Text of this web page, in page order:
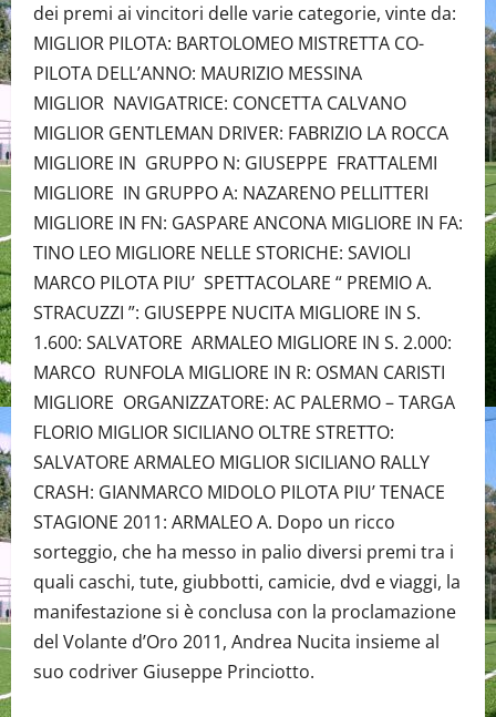
dei premi ai vincitori delle varie categorie, vinte da:
MIGLIOR PILOTA: BARTOLOMEO MISTRETTA CO-
PILOTA DELL’ANNO: MAURIZIO MESSINA
MIGLIOR NAVIGATRICE: CONCETTA CALVANO
MIGLIOR GENTLEMAN DRIVER: FABRIZIO LA ROCCA
MIGLIORE IN GRUPPO N: GIUSEPPE FRATTALEMI
MIGLIORE IN GRUPPO A: NAZARENO PELLITTERI
MIGLIORE IN FN: GASPARE ANCONA MIGLIORE IN FA:
TINO LEO MIGLIORE NELLE STORICHE: SAVIOLI
MARCO PILOTA PIU’ SPETTACOLARE “ PREMIO A.
STRACUZZI ”: GIUSEPPE NUCITA MIGLIORE IN S.
1.600: SALVATORE ARMALEO MIGLIORE IN S. 2.000:
MARCO RUNFOLA MIGLIORE IN R: OSMAN CARISTI
MIGLIORE ORGANIZZATORE: AC PALERMO – TARGA
FLORIO MIGLIOR SICILIANO OLTRE STRETTO:
SALVATORE ARMALEO MIGLIOR SICILIANO RALLY
CRASH: GIANMARCO MIDOLO PILOTA PIU’ TENACE
STAGIONE 2011: ARMALEO A. Dopo un ricco
sorteggio, che ha messo in palio diversi premi tra i
quali caschi, tute, giubbotti, camicie, dvd e viaggi, la
manifestazione si è conclusa con la proclamazione
del Volante d’Oro 2011, Andrea Nucita insieme al
suo codriver Giuseppe Princiotto.